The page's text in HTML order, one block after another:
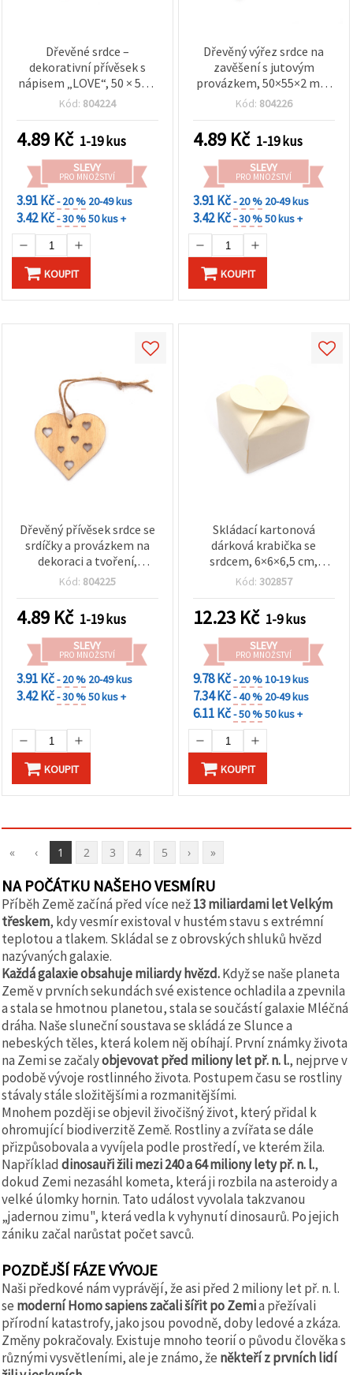
Dřevěné srdce –
dekorativní přívěsek s
nápisem „LOVE“, 50 × 55 ×
2 mm, včetně provázku
Kód: 804224
4.89 Kč 1-19 kus
SLEVY
PRO MNOŽSTVÍ
3.91 Kč- 20 % 20-49 kus
3.42 Kč- 30 %50 kus +
KOUPIT
Dřevěný výřez srdce na
zavěšení s jutovým
provázkem, 50×55×2 mm
– ideální pro DIY a
Kód: 804226
4.89 Kč 1-19 kus
SLEVY
PRO MNOŽSTVÍ
3.91 Kč- 20 % 20-49 kus
3.42 Kč- 30 %50 kus +
KOUPIT
Dřevěný přívěsek srdce se
srdíčky a provázkem na
dekoraci a tvoření,
50×55×2 mm
Kód: 804225
4.89 Kč 1-19 kus
SLEVY
PRO MNOŽSTVÍ
3.91 Kč- 20 % 20-49 kus
3.42 Kč- 30 %50 kus +
KOUPIT
Skládací kartonová
dárková krabička se
srdcem, 6×6×6,5 cm,
perleťová šampaň
Kód: 302857
12.23 Kč 1-9 kus
SLEVY
PRO MNOŽSTVÍ
9.78 Kč- 20 %10-19 kus
7.34 Kč- 40 % 20-49 kus
6.11 Kč- 50 %50 kus +
KOUPIT
« ‹ 1 2 3 4 5 › »
NA POČÁTKU NAŠEHO VESMÍRU
Příběh Země začíná před více než13 miliardami let Velkým
třeskem, kdy vesmír existoval v hustém stavu s extrémní
teplotou a tlakem. Skládal se z obrovských shluků hvězd
nazývaných galaxie.
Každá galaxie obsahuje miliardy hvězd.Když se naše planeta
Země v prvních sekundách své existence ochladila a zpevnila
a stala se hmotnou planetou, stala se součástí galaxie Mléčná
dráha. Naše sluneční soustava se skládá ze Slunce a
nebeských těles, která kolem něj obíhají. První známky života
na Zemi se začalyobjevovat před miliony let př. n. l., nejprve v
podobě vývoje rostlinného života. Postupem času se rostliny
stávaly stále složitějšími a rozmanitějšími.
Mnohem později se objevil živočišný život, který přidal k
ohromující biodiverzitě Země. Rostliny a zvířata se dále
přizpůsobovala a vyvíjela podle prostředí, ve kterém žila.
Například dinosauři žili mezi 240 a 64 miliony lety př. n. l.,
dokud Zemi nezasáhl kometa, která ji rozbila na asteroidy a
velké úlomky hornin. Tato událost vyvolala takzvanou
„jadernou zimu", která vedla k vyhynutí dinosaurů. Po jejich
zániku začal narůstat počet savců.
POZDĚJŠÍ FÁZE VÝVOJE
Naši předkové nám vyprávějí, že asi před 2 miliony let př. n. l.
se moderní Homo sapiens začali šířit po Zemia přežívali
přírodní katastrofy, jako jsou povodně, doby ledové a zkáza.
Změny pokračovaly. Existuje mnoho teorií o původu člověka s
různými vysvětleními, ale je známo, že někteří z prvních lidí